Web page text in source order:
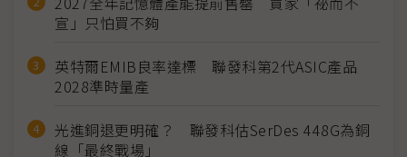
宣」只怕買不夠
英特爾EMIB良率達標 聯發科第2代ASIC產品
2028準時量產
光進銅退更明確？ 聯發科估SerDes 448G為銅
線「最終戰場」